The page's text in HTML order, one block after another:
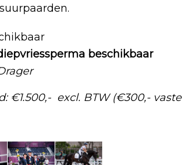
beschikbaar
€1.500,- excl. BTW (€300,-